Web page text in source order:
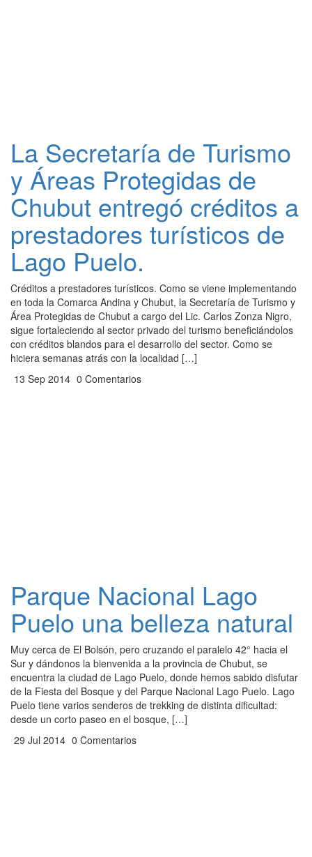
La Secretaría de Turismo
y Áreas Protegidas de
Chubut entregó créditos a
prestadores turísticos de
Lago Puelo.
Créditos a prestadores turísticos. Como se viene implementando
en toda la Comarca Andina y Chubut, la Secretaría de Turismo y
Área Protegidas de Chubut a cargo del Lic. Carlos Zonza Nigro,
sigue fortaleciendo al sector privado del turismo beneficiándolos
con créditos blandos para el desarrollo del sector. Como se
hiciera semanas atrás con la localidad […]
13 Sep 2014 0 Comentarios
Parque Nacional Lago
Puelo una belleza natural
Muy cerca de El Bolsón, pero cruzando el paralelo 42° hacia el
Sur y dándonos la bienvenida a la provincia de Chubut, se
encuentra la ciudad de Lago Puelo, donde hemos sabido disfutar
de la Fiesta del Bosque y del Parque Nacional Lago Puelo. Lago
Puelo tiene varios senderos de trekking de distinta dificultad:
desde un corto paseo en el bosque, […]
29 Jul 2014 0 Comentarios